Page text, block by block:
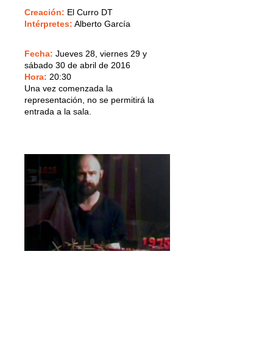
Creación: El Curro DT
Intérpretes: Alberto García
Fecha: Jueves 28, viernes 29 y
sábado 30 de abril de 2016
Hora: 20:30
Una vez comenzada la
representación, no se permitirá la
entrada a la sala.